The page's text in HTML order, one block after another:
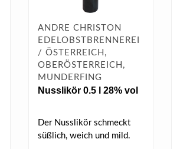
ANDRE CHRISTON
EDELOBSTBRENNEREI
/ ÖSTERREICH,
OBERÖSTERREICH,
MUNDERFING
Nusslikör 0.5 l 28% vol
Der Nusslikör schmeckt
süßlich, weich und mild.